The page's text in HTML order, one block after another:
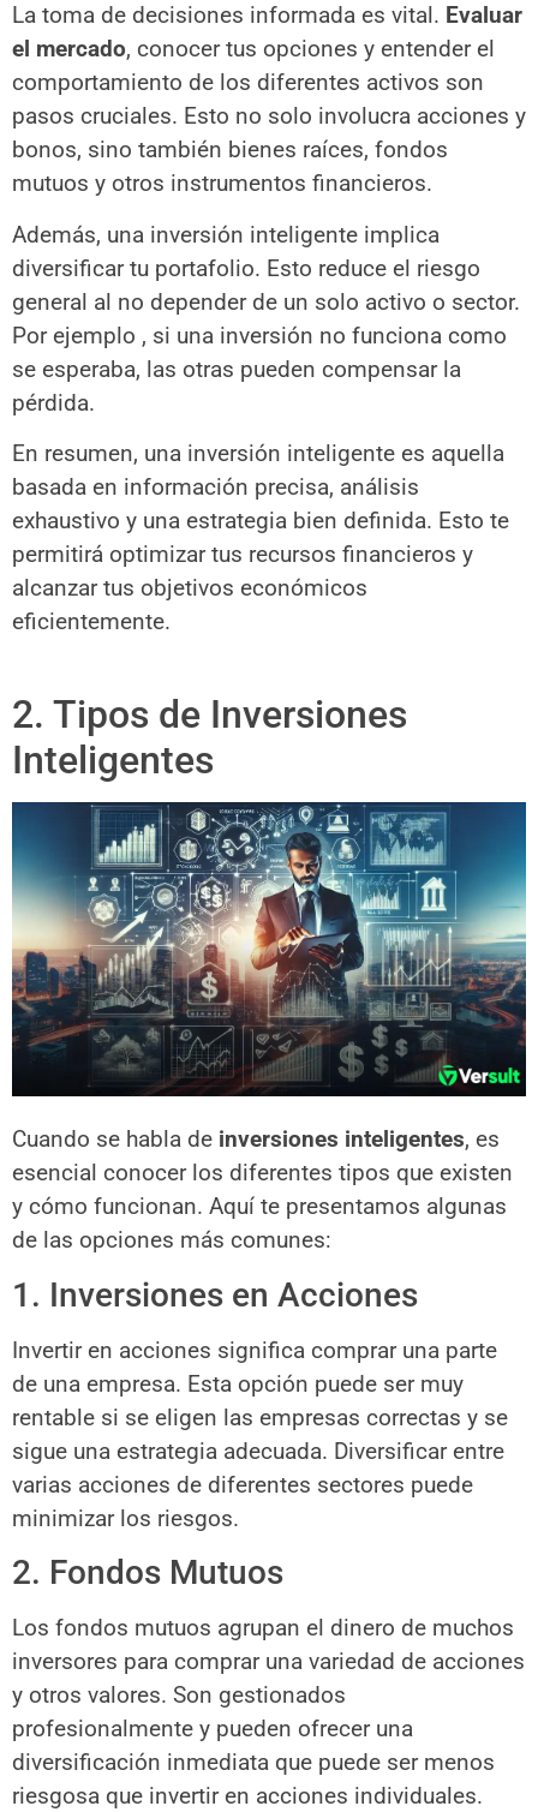
La toma de decisiones informada es vital. Evaluar
el mercado, conocer tus opciones y entender el
comportamiento de los diferentes activos son
pasos cruciales. Esto no solo involucra acciones y
bonos, sino también bienes raíces, fondos
mutuos y otros instrumentos financieros.
Además, una inversión inteligente implica
diversificar tu portafolio. Esto reduce el riesgo
general al no depender de un solo activo o sector.
Por ejemplo , si una inversión no funciona como
se esperaba, las otras pueden compensar la
pérdida.
En resumen, una inversión inteligente es aquella
basada en información precisa, análisis
exhaustivo y una estrategia bien definida. Esto te
permitirá optimizar tus recursos financieros y
alcanzar tus objetivos económicos
eficientemente.
2. Tipos de Inversiones
Inteligentes
Cuando se habla de inversiones inteligentes, es
esencial conocer los diferentes tipos que existen
y cómo funcionan. Aquí te presentamos algunas
de las opciones más comunes:
1. Inversiones en Acciones
Invertir en acciones significa comprar una parte
de una empresa. Esta opción puede ser muy
rentable si se eligen las empresas correctas y se
sigue una estrategia adecuada. Diversificar entre
varias acciones de diferentes sectores puede
minimizar los riesgos.
2. Fondos Mutuos
Los fondos mutuos agrupan el dinero de muchos
inversores para comprar una variedad de acciones
y otros valores. Son gestionados
profesionalmente y pueden ofrecer una
diversificación inmediata que puede ser menos
riesgosa que invertir en acciones individuales.